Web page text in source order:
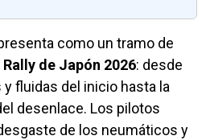
como un tramo de
Rally de Japón 2026: desde
fluidas del inicio hasta la
desenlace. Los pilotos
de los neumáticos y